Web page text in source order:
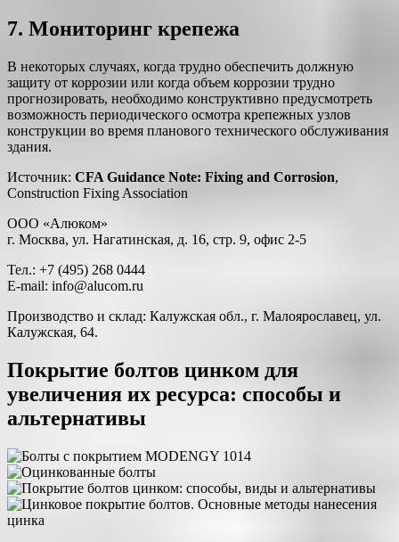
7. Мониторинг крепежа
В некоторых случаях, когда трудно обеспечить должную
защиту от коррозии или когда объем коррозии трудно
прогнозировать, необходимо конструктивно предусмотреть
возможность периодического осмотра крепежных узлов
конструкции во время планового технического обслуживания
здания.
Источник: CFA Guidance Note: Fixing and Corrosion,
Construction Fixing Association
ООО «Алюком»
г. Москва, ул. Нагатинская, д. 16, стр. 9, офис 2-5
Тел.: +7 (495) 268 0444
E-mail: info@alucom.ru
Производство и склад: Калужская обл., г. Малоярославец, ул.
Калужская, 64.
Покрытие болтов цинком для
увеличения их ресурса: способы и
альтернативы